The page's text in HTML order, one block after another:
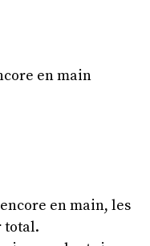
en main
en main, les
total.